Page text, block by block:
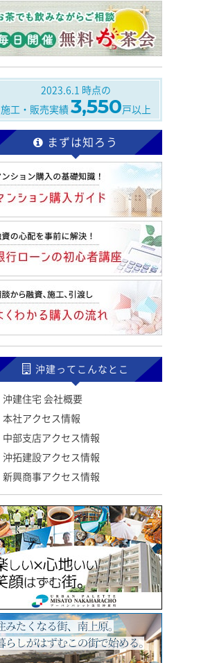
2023.6.1 時点の
施工・販売実績3,550戸以上
まずは知ろう
沖建ってこんなとこ
沖建住宅 会社概要
本社アクセス情報
中部支店アクセス情報
沖拓建設アクセス情報
新興商事アクセス情報